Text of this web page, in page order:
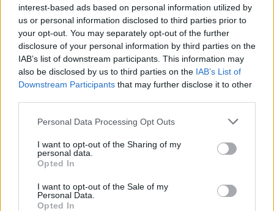
interest-based ads based on personal information utilized by
us or personal information disclosed to third parties prior to
your opt-out. You may separately opt-out of the further
disclosure of your personal information by third parties on the
IAB’s list of downstream participants. This information may
also be disclosed by us to third parties on the IAB’s List of
Downstream Participants that may further disclose it to other
Please note that this website/app uses one or more Google
not limited to your visit or usage behaviour. You may click to
grant or deny consent to Google and its third-party tags to
use your data for below specified purposes in below Google
consent section.
Personal Data Processing Opt Outs
I want to opt-out of the Sharing of my
personal data.
Opted In
I want to opt-out of the Sale of my
Personal Data.
Opted In
πορεία του τον έφερε στην Ευρώπη για λογαριασμό
της Σάντερλαντ, πριν παραχωρηθεί δανεικός στη
Χιμπέρνιαν, όπου αγωνίστηκε σε 50 αγώνες με 3
γκολ και 6 ασίστ.